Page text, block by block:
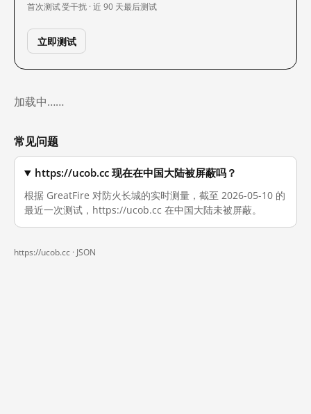
首次测试受干扰 · 近 90 天最后测试
立即测试
加载中……
常见问题
https://ucob.cc 现在在中国大陆被屏蔽吗？
根据 GreatFire 对防火长城的实时测量，截至 2026-05-10 的
最近一次测试，https://ucob.cc 在中国大陆未被屏蔽。
https://ucob.cc · JSON